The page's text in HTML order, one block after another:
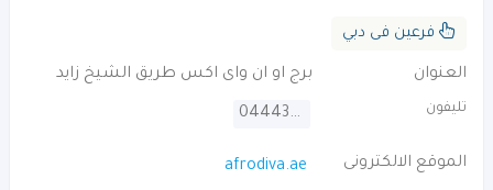
فرعين فى دبي
العنوان برج او ان واى اكس طريق الشيخ زايد
تليفون 044434505
الموقع الالكترونى afrodiva.ae